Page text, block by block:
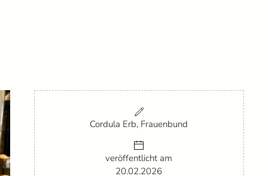
Cordula Erb, Frauenbund
veröffentlicht am
20.02.2026